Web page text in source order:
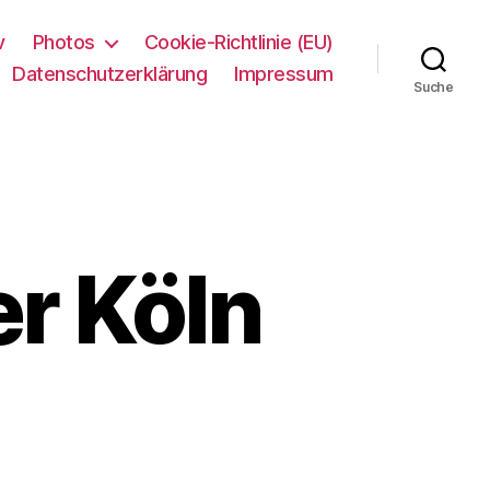
Photos
Cookie-Richtlinie (EU)
Datenschutzerklärung
Impressum
Suche
Köln